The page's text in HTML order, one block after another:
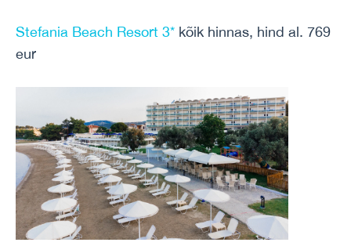
Stefania Beach Resort 3* kõik hinnas, hind al. 769
eur